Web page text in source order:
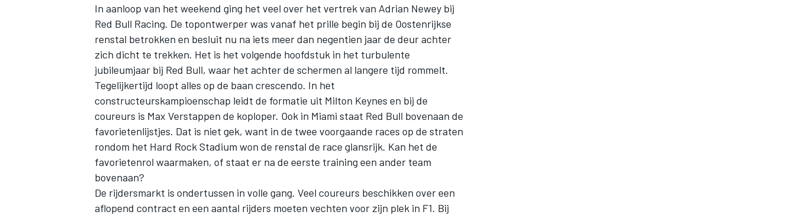
In aanloop van het weekend ging het veel over het vertrek van Adrian Newey bij
Red Bull Racing. De topontwerper was vanaf het prille begin bij de Oostenrijkse
renstal betrokken en besluit nu na iets meer dan negentien jaar de deur achter
zich dicht te trekken. Het is het volgende hoofdstuk in het turbulente
jubileumjaar bij Red Bull, waar het achter de schermen al langere tijd rommelt.
Tegelijkertijd loopt alles op de baan crescendo. In het
constructeurskampioenschap leidt de formatie uit Milton Keynes en bij de
coureurs is Max Verstappen de koploper. Ook in Miami staat Red Bull bovenaan de
favorietenlijstjes. Dat is niet gek, want in de twee voorgaande races op de straten
rondom het Hard Rock Stadium won de renstal de race glansrijk. Kan het de
favorietenrol waarmaken, of staat er na de eerste training een ander team
bovenaan?
De rijdersmarkt is ondertussen in volle gang. Veel coureurs beschikken over een
aflopend contract en een aantal rijders moeten vechten voor zijn plek in F1. Bij